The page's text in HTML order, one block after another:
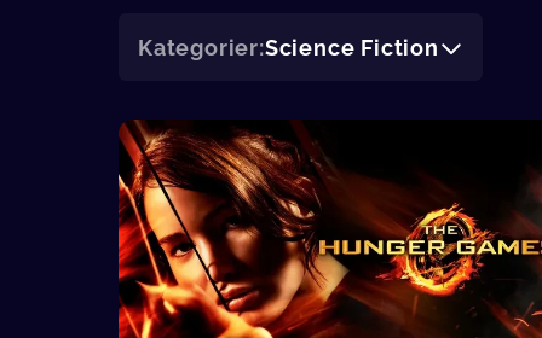
Kategorier:Science Fiction